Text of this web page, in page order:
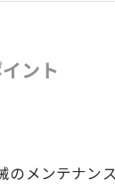
ント
メンテナン